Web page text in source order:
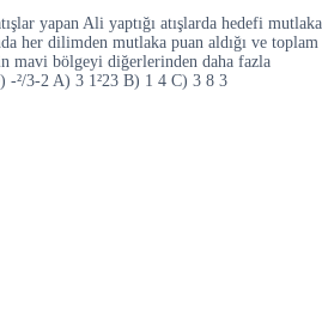
yapan Ali yaptığı atışlarda hedefi mutlaka
her dilimden mutlaka puan aldığı ve toplam
mavi bölgeyi diğerlerinden daha fazla
-²/3-2 A) 3 1²23 B) 1 4 C) 3 8 3